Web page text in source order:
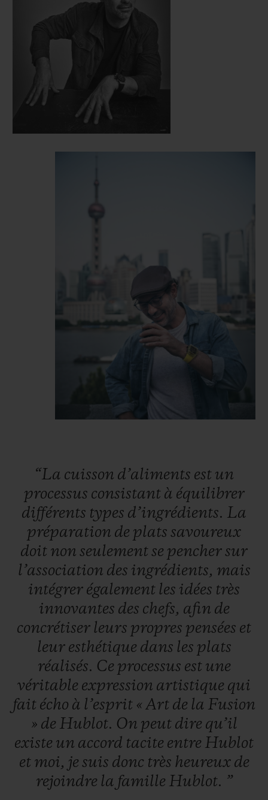
“La cuisson d’aliments est un
processus consistant à équilibrer
différents types d’ingrédients. La
préparation de plats savoureux
doit non seulementse penchersur
l’association des ingrédients, mais
intégrer également les idées très
innovantes des chefs, afin de
concrétiser leurs propres pensées et
leur esthétique dans les plats
réalisés. Ce processus est une
véritable expression artistique qui
fait écho à l’esprit « Art de la Fusion
» de Hublot. On peut dire qu’il
existe un accord tacite entre Hublot
et moi, je suis donc très heureux de
rejoindre la famille Hublot. ”